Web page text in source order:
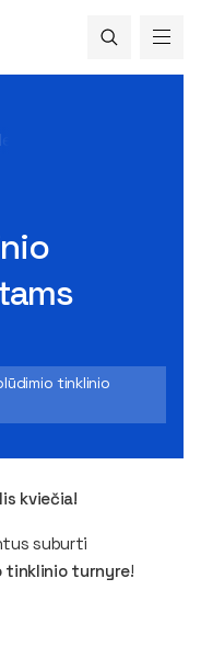
tinklinio
kviečia!
suburti
tinklinio turnyre!